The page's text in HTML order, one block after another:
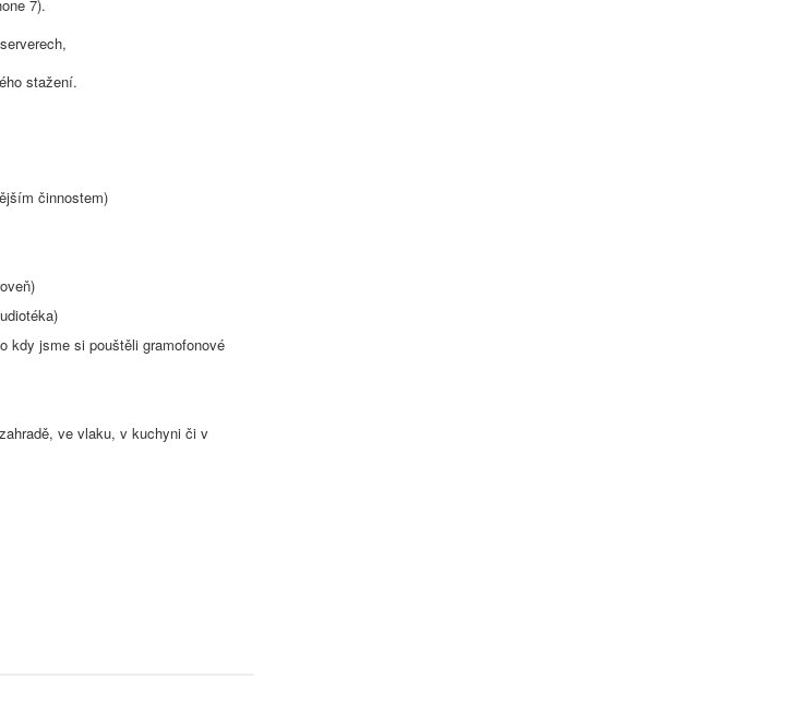
7).
stažení.
činnostem)
kdy jsme si pouštěli gramofonové
ve vlaku, v kuchyni či v